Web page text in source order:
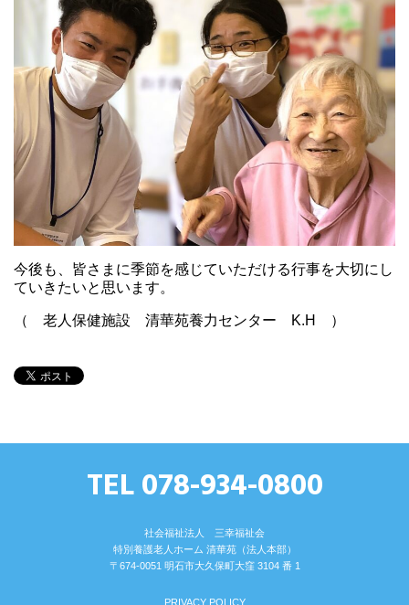
今後も、皆さまに季節を感じていただける行事を大切にし
ていきたいと思います。
（ 老人保健施設 清華苑養力センター K.H ）
TEL 078-934-0800
社会福祉法人 三幸福祉会
特別養護⽼⼈ホーム 清華苑（法⼈本部）
〒674-0051 明⽯市⼤久保町⼤窪 3104 番 1
PRIVACY POLICY